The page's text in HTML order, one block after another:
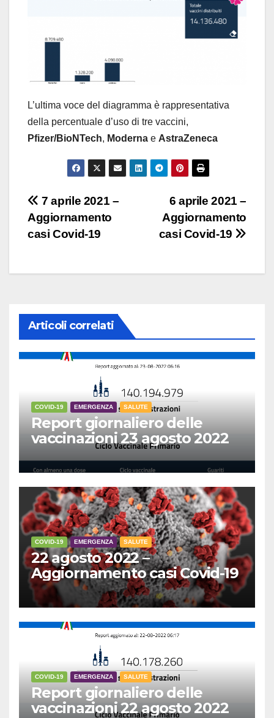
L’ultima voce del diagramma è rappresentativa
della percentuale d’uso di tre vaccini,
Pfizer/BioNTech, Moderna e AstraZeneca
Navigazione
articoli
6 aprile 2021 –
Aggiornamento
casi Covid-19
7 aprile 2021 –
Aggiornamento
casi Covid-19
Articoli correlati
COVID-19 EMERGENZA SALUTE
Report giornaliero delle
vaccinazioni 23 agosto 2022
COVID-19 EMERGENZA SALUTE
22 agosto 2022 –
Aggiornamento casi Covid-19
COVID-19 EMERGENZA SALUTE
Report giornaliero delle
vaccinazioni 22 agosto 2022